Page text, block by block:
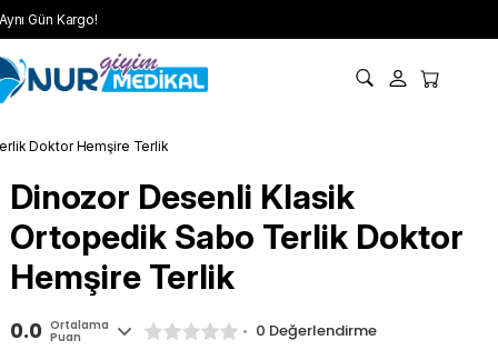
Gün Kargo!
Doktor Hemşire Terlik
Dinozor Desenli Klasik
Ortopedik Sabo Terlik Doktor
Hemşire Terlik
0.0 Ortalama
Puan 0 Değerlendirme